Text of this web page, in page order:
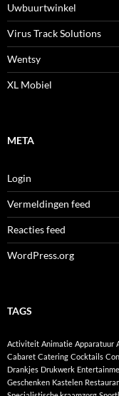
Uwbuurtwinkel
Virus Track Solutions
Wentsy
XL Mobiel
META
Login
Vermeldingen feed
Reacties feed
WordPress.org
TAGS
Activiteit Animatie Apparatuur
Cabaret Catering Cocktails
Drankjes Drukwerk
Geschenken Kastelen